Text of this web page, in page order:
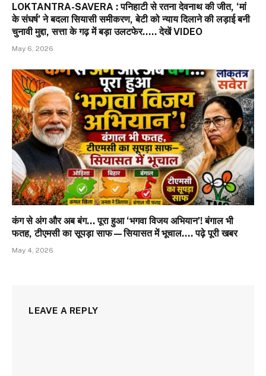
LOKTANTRA-SAVERA : पनिहाटी से रतना देवनाथ की जीत, ‘मां
के संघर्ष’ ने बदला सियासी समीकरण, बेटी को न्याय दिलाने की लड़ाई बनी
चुनावी मुद्दा, सत्ता के गढ़ में बड़ा उलटफेर….. देखें VIDEO
May 6, 2026
कंग से अंग और अब बंग… पूरा हुआ ‘भगवा विजय अभियान’! बंगाल भी
फतह, टीएमसी का सूपड़ा साफ—सियासत में भूचाल…. पढ़े पूरी खबर
May 4, 2026
LEAVE A REPLY